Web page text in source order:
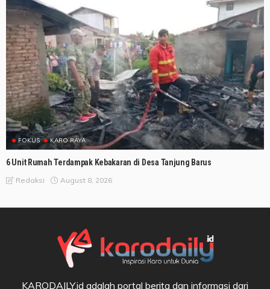
FOKUS KARO RAYA
6 Unit Rumah Terdampak Kebakaran di Desa Tanjung Barus
Redaksi August 8, 2026
KARODAILY.id adalah portal berita dan informasi dari